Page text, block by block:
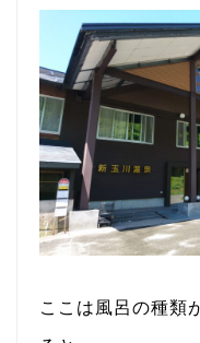
ここは風呂の種類